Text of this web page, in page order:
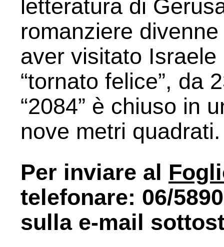
letteratura di
romanziere divenne
aver visitato
“tornato felice”, da
“2084” è chiuso in
nove metri quadrati.
Per inviare al
telefonare: 06/
sulla e-mail